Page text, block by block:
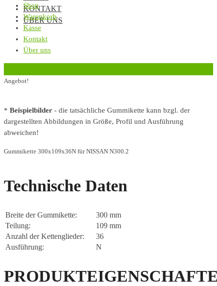
KONTAKT
ÜBER UNS
Shop
Warenkorb
Kasse
Kontakt
Über uns
Angebot!
* Beispielbilder - die tatsächliche Gummikette kann bzgl. der
dargestellten Abbildungen in Größe, Profil und Ausführung
abweichen!
Gummikette 300x109x36N für NISSAN N300.2
Technische Daten
Breite der Gummikette:
300 mm
Teilung:
109 mm
Anzahl der Kettenglieder:
36
Ausführung:
N